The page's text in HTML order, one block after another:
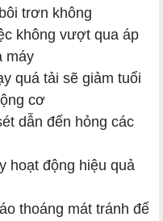
trơn không
không vượt qua áp
máy
quá tải sẽ giảm tuổi
cơ
dẫn đến hỏng các
hoạt động hiệu quả
thoáng mát tránh để